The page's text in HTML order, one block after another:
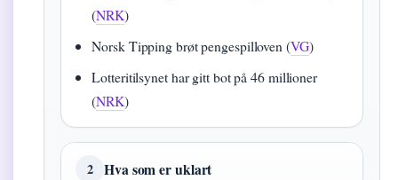
(NRK)
Norsk Tipping brøt pengespilloven (VG)
Lotteritilsynet har gitt bot på 46 millioner
(NRK)
2 Hva som er uklart